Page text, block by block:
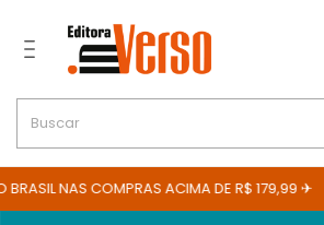
NAS COMPRAS ACIMA DE R$ 179,99 ✈